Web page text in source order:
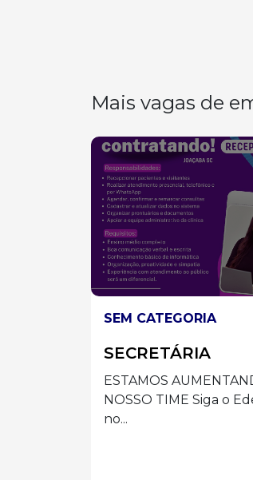
Mais vagas de
SEM CATEGORIA
Auxiliar de
VAGA: AUXILIAR DE
A Igreja/Paróquia está
busca...